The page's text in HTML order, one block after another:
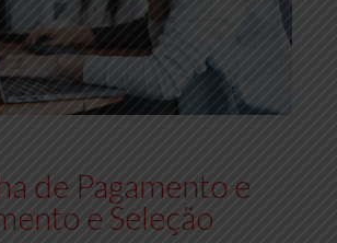
de Pagamento e
e Seleção